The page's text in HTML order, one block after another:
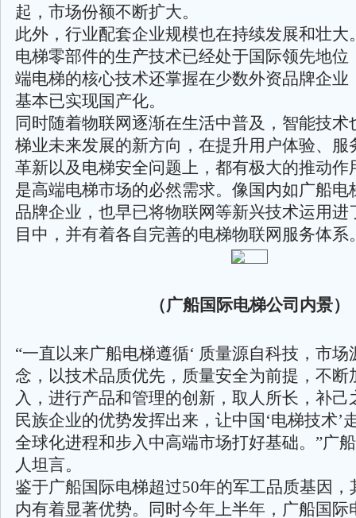
起，市场份额不断扩大。
此外，行业配套企业规模也在持续发展和壮大
电梯零部件的生产技术已经处于国际领先地位
端电梯的核心技术还掌握在少数外资品牌企业
基本已实现国产化。
同时随着物联网逐渐在生活中普及，智能技术
梯业未来发展的新方向，在提升用户体验、服
革新以及电梯安全问题上，都有极大的推动作
是高端电梯市场的必然需求。像国内如广船电
品牌企业，也早已将物联网等新兴技术运用进
目中，并有着各自完善的电梯物联网服务体系
（广船国际电梯公司内景）
“一直以来广船电梯遵循‘ 质量源自科技，市场
念，以技术品质优先，质量安全为前提，不断
入，进行产品和管理的创新，取人所长，补己
民族企业的优势发挥出来，让中国‘电梯技术’
全球化进程和步入中高端市场打好基础。”广
人坦言。
鉴于广船国际电梯超过50年的军工品质基因，
内有着显著优势。同时今年上半年，广船国际